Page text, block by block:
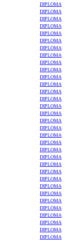
DIPLOMA
DIPLOMA
DIPLOMA
DIPLOMA
DIPLOMA
DIPLOMA
DIPLOMA
DIPLOMA
DIPLOMA
DIPLOMA
DIPLOMA
DIPLOMA
DIPLOMA
DIPLOMA
DIPLOMA
DIPLOMA
DIPLOMA
DIPLOMA
DIPLOMA
DIPLOMA
DIPLOMA
DIPLOMA
DIPLOMA
DIPLOMA
DIPLOMA
DIPLOMA
DIPLOMA
DIPLOMA
DIPLOMA
DIPLOMA
DIPLOMA
DIPLOMA
DIPLOMA